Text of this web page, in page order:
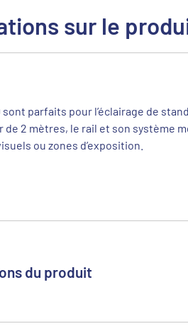
sur le
sont parfaits pour l’éclairage de
de 2 mètres, le rail et son
ou zones d’exposition.
du produit